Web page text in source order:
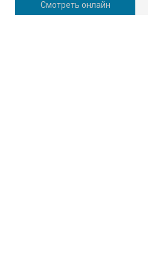
Смотреть онлайн